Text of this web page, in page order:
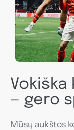
Vokiška
— gero
Mūsų aukštos